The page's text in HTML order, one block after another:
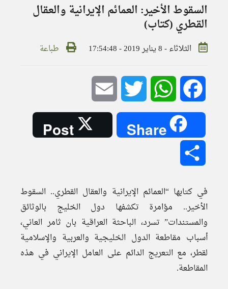
السقوط الأخير: العمائم الإيرانية والعقال
القطري (كتاب)
الثلاثاء - 8 يناير 2019 - 17:54:48 طباعة
Facebook
WhatsApp
Twitter
Share
Post
في كتابها “العمائم الإيرانية والعقال القطري.. السقوط
الأخير.. مؤامرة تكشفها دول الخليج بالوثائق
والمستندات” تسرد، الباحثة العراقية بان ثامر العاني،
أسباب مقاطعة الدول الخليجية والعربية والإسلامية
لقطر، مع التعريج الدائم على العامل الإيراني في هذه
المقاطعة.